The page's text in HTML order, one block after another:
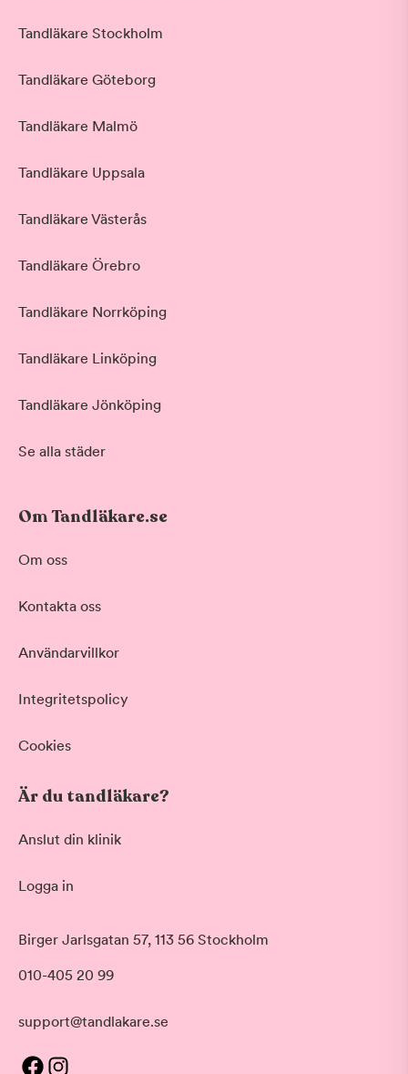
Behandling
Akut tandvård
Grundlig kontroll av tänder och tandkött
Professionell rengöring och puts
Skonsam blekning för vitare tänder
Datum
Tid på dagen
Morgon
Förmiddag
Eftermiddag
Kväll
Sorterar efter första lediga tid
Tandläkare Stockholm
Tandläkare Göteborg
Tandläkare Malmö
Tandläkare Uppsala
Tandläkare Västerås
Tandläkare Örebro
Tandläkare Norrköping
Tandläkare Linköping
Tandläkare Jönköping
Se alla städer
Om Tandläkare.se
Om oss
Kontakta oss
Användarvillkor
Integritetspolicy
Cookies
Är du tandläkare?
Anslut din klinik
Logga in
Birger Jarlsgatan 57, 113 56 Stockholm
010-405 20 99
support@tandlakare.se